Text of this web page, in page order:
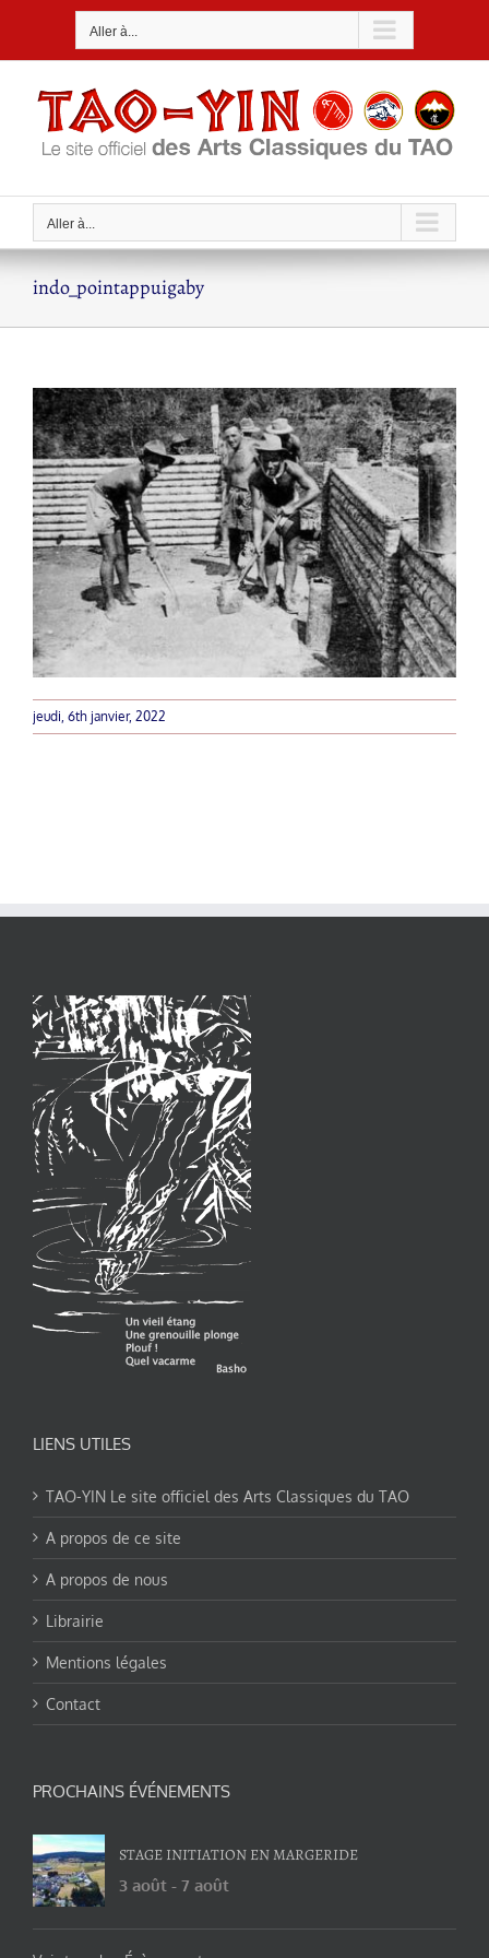
Aller à...
Aller à...
indo_pointappuigaby
jeudi, 6th janvier, 2022
LIENS UTILES
TAO-YIN Le site officiel des Arts Classiques du TAO
A propos de ce site
A propos de nous
Librairie
Mentions légales
Contact
PROCHAINS ÉVÉNEMENTS
STAGE INITIATION EN MARGERIDE
3 août - 7 août